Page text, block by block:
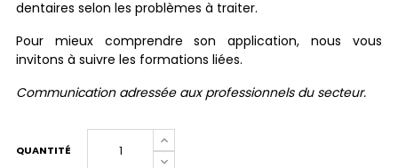
dentaires selon les problèmes à traiter.
Pour mieux comprendre son application, nous vous
invitons à suivre les formations liées.
Communication adressée aux professionnels du secteur.
QUANTITÉ